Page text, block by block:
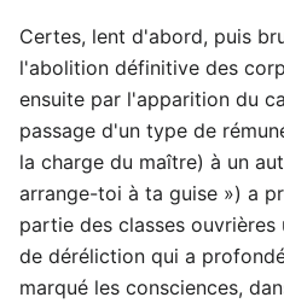
Certes, lent d'abord, puis
l'abolition définitive des
ensuite par l'apparition du
passage d'un type de
la charge du maître) à un
arrange-toi à ta guise ») a
partie des classes
de déréliction qui a
marqué les consciences,